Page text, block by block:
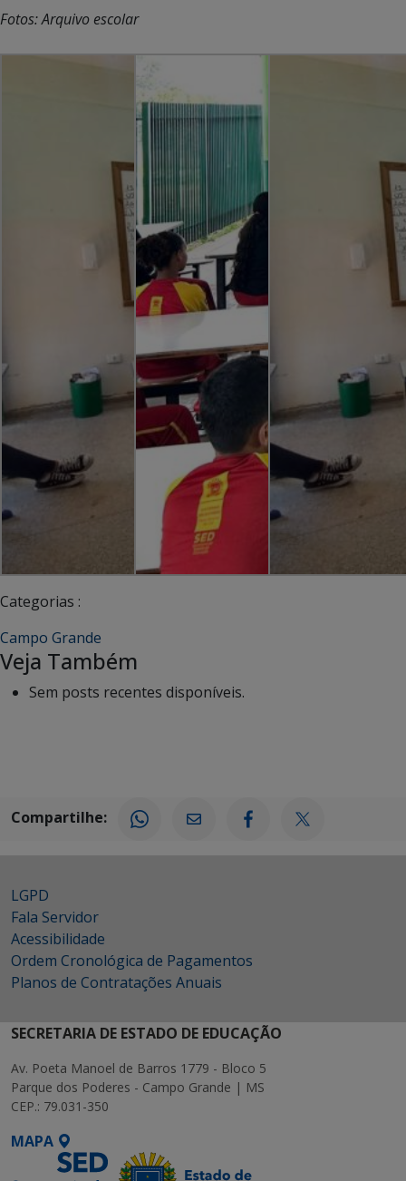
Fotos: Arquivo escolar
Categorias :
Campo Grande
Veja Também
Sem posts recentes disponíveis.
Compartilhe:
LGPD
Fala Servidor
Acessibilidade
Ordem Cronológica de Pagamentos
Planos de Contratações Anuais
SECRETARIA DE ESTADO DE EDUCAÇÃO
Av. Poeta Manoel de Barros 1779 - Bloco 5
Parque dos Poderes - Campo Grande | MS
CEP.: 79.031-350
MAPA